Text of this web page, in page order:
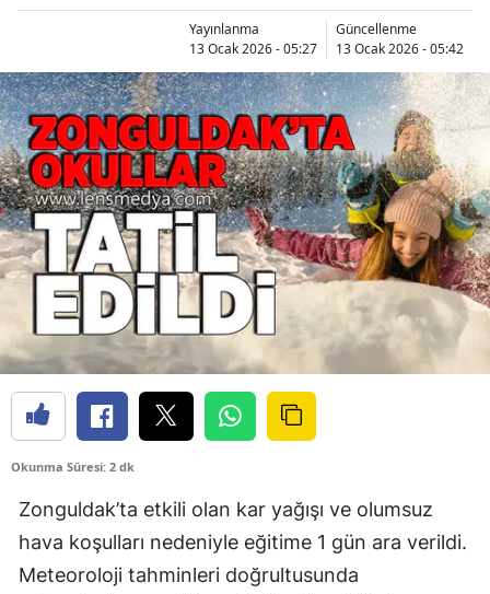
Yayınlanma
13 Ocak 2026 - 05:27
Güncellenme
13 Ocak 2026 - 05:42
Okunma Süresi: 2 dk
Zonguldak’ta etkili olan kar yağışı ve olumsuz
hava koşulları nedeniyle eğitime 1 gün ara verildi.
Meteoroloji tahminleri doğrultusunda